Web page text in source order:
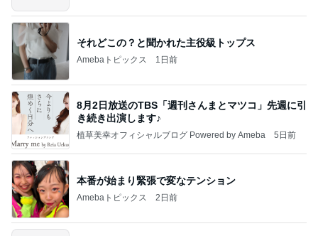
それどこの？と聞かれた主役級トップス
Amebaトピックス 1日前
8月2日放送のTBS「週刊さんまとマツコ」先週に引
き続き出演します♪
植草美幸オフィシャルブログ Powered by Ameba 5日前
本番が始まり緊張で変なテンション
Amebaトピックス 2日前